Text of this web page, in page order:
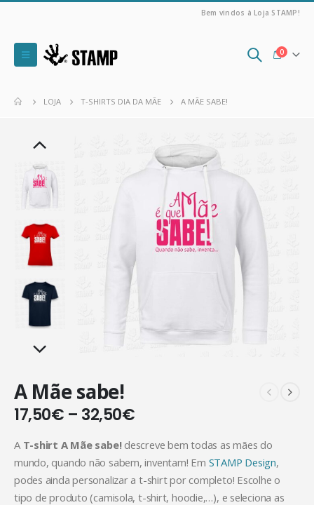
Bem vindos à Loja STAMP!
0
LOJA T-SHIRTS DIA DA MÃE A MÃE SABE!
A Mãe sabe!
17,50€ – 32,50€
A T-shirt A Mãe sabe!descreve bem todas as mães do
mundo, quando não sabem, inventam! Em STAMP Design,
podes ainda personalizar a t-shirt por completo! Escolhe o
tipo de produto (camisola, t-shirt, hoodie,…), e seleciona as